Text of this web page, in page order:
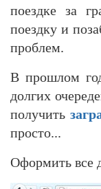
поездке за
поездку и
проблем.
В прошлом
долгих
получить
просто...
Оформить все